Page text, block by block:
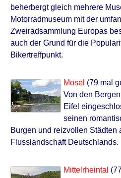
beherbergt gleich mehrere
Motorradmuseum mit der
Zweiradsammlung Europas
auch der Grund für die
Bikertreffpunkt.
Mosel (79 mal
Von den
Eifel
seinen
Burgen und reizvollen Städten
Flusslandschaft Deutschlands.
Mittelrheintal